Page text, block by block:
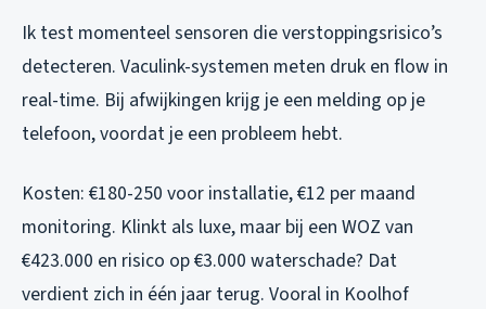
Ik test momenteel sensoren die verstoppingsrisico’s
detecteren. Vaculink-systemen meten druk en flow in
real-time. Bij afwijkingen krijg je een melding op je
telefoon, voordat je een probleem hebt.
Kosten: €180-250 voor installatie, €12 per maand
monitoring. Klinkt als luxe, maar bij een WOZ van
€423.000 en risico op €3.000 waterschade? Dat
verdient zich in één jaar terug. Vooral in Koolhof